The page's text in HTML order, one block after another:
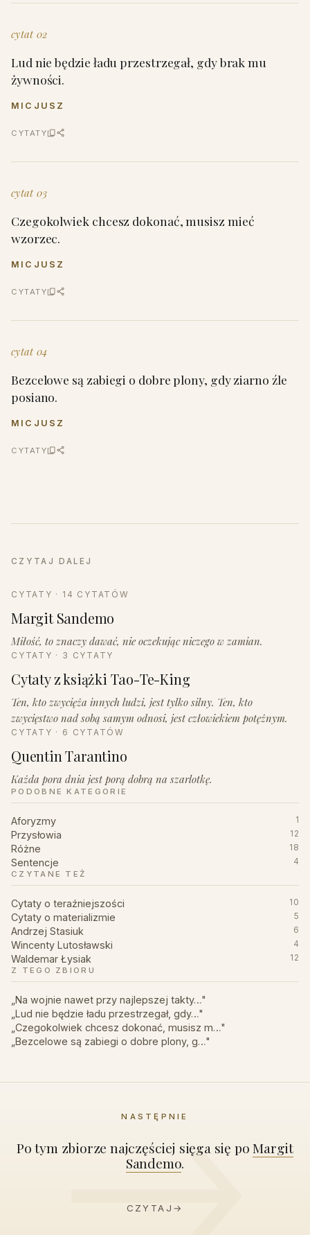
cytat 02
Lud nie będzie ładu przestrzegał, gdy brak mu
żywności.
MICJUSZ
CYTATY
cytat 03
Czegokolwiek chcesz dokonać, musisz mieć
wzorzec.
MICJUSZ
CYTATY
cytat 04
Bezcelowe są zabiegi o dobre plony, gdy ziarno źle
posiano.
MICJUSZ
CYTATY
CZYTAJ DALEJ
CYTATY · 14 CYTATÓW
Margit Sandemo
Miłość, to znaczy dawać, nie oczekując niczego w zamian.
CYTATY · 3 CYTATY
Cytaty z książki Tao-Te-King
Ten, kto zwycięża innych ludzi, jest tylko silny. Ten, kto
zwycięstwo nad sobą samym odnosi, jest człowiekiem potężnym.
CYTATY · 6 CYTATÓW
Quentin Tarantino
Każda pora dnia jest porą dobrą na szarlotkę.
PODOBNE KATEGORIE
Aforyzmy 1
Przysłowia 12
Różne 18
Sentencje
4
CZYTANE TEŻ
Cytaty o teraźniejszości 10
Cytaty o materializmie 5
Andrzej Stasiuk 6
Wincenty Lutosławski 4
Waldemar Łysiak
12
Z TEGO ZBIORU
„Na wojnie nawet przy najlepszej takty…"
„Lud nie będzie ładu przestrzegał, gdy…"
„Czegokolwiek chcesz dokonać, musisz m…"
„Bezcelowe są zabiegi o dobre plony, g…"
NASTĘPNIE
Po tym zbiorze najczęściej sięga się poMargit
Sandemo.
CZYTAJ →